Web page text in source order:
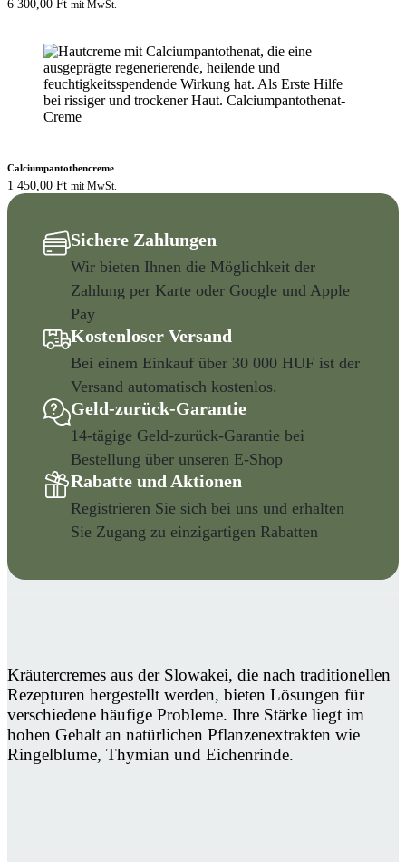
6 300,00 Ft mit MwSt.
Calciumpantothencreme
1 450,00 Ft mit MwSt.
Sichere Zahlungen
Wir bieten Ihnen die Möglichkeit der
Zahlung per Karte oder Google und Apple
Pay
Kostenloser Versand
Bei einem Einkauf über 30 000 HUF ist der
Versand automatisch kostenlos.
Geld-zurück-Garantie
14-tägige Geld-zurück-Garantie bei
Bestellung über unseren E-Shop
Rabatte und Aktionen
Registrieren Sie sich bei uns und erhalten
Sie Zugang zu einzigartigen Rabatten
Kräutercremes aus der Slowakei, die nach traditionellen
Rezepturen hergestellt werden, bieten Lösungen für
verschiedene häufige Probleme. Ihre Stärke liegt im
hohen Gehalt an natürlichen Pflanzenextrakten wie
Ringelblume, Thymian und Eichenrinde.